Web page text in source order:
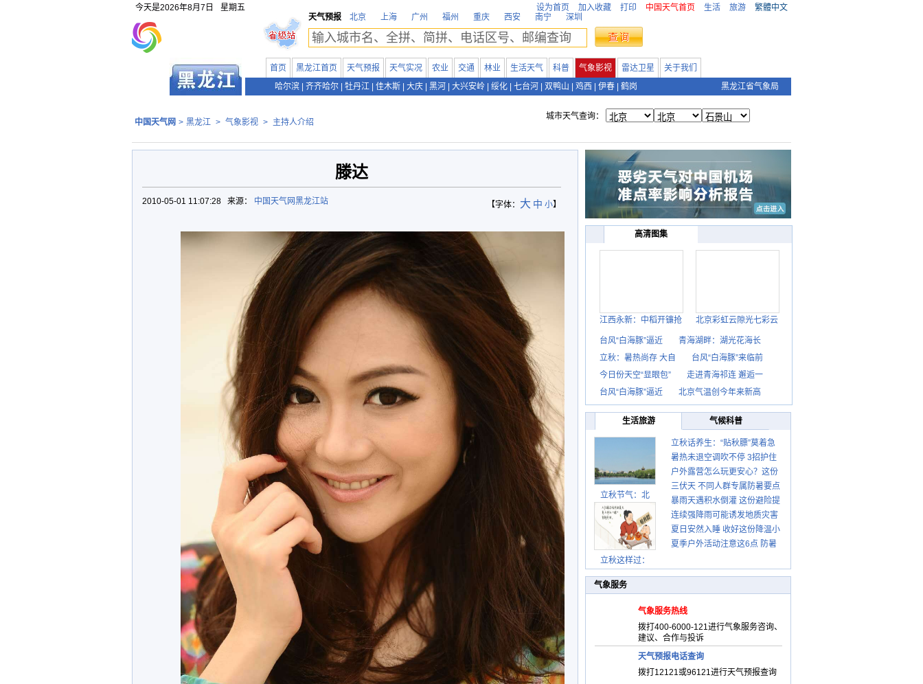
今天是2026年8月7日 星期五 设为首页 加入收藏 打印 中国天气首页 生活 旅游
繁體中文
天气预报
北京 上海 广州 福州 重庆 西安 南宁 深圳
首页 黑龙江首页 天气预报 天气实况 农业 交通 林业 生活天气 科普 气象影视 雷达卫星
关于我们
哈尔滨
齐齐哈尔 牡丹江 佳木斯 大庆 黑河 大兴安岭 绥化 七台河 双鸭山 鸡西 伊春 鹤岗 黑龙江省气象局
中国天气网 > 黑龙江 > 气象影视 > 主持人介绍
城市天气查询：
滕达
【字体： 大 中 小】
2010-05-01 11:07:28 来源： 中国天气网黑龙江站
高清图集
江西永新：中稻开镰抢 北京彩虹云隙光七彩云
台风“白海豚”逼近
青海湖畔：湖光花海长
立秋：暑热尚存 大自
台风“白海豚”来临前
今日份天空“显眼包”
走进青海祁连 邂逅一
台风“白海豚”逼近
北京气温创今年来新高
生活旅游 气候科普
立秋节气：北
立秋这样过：
立秋话养生：“贴秋膘”莫着急
先清暑再防燥
暑热未退空调吹不停 3招护住
肩颈不酸痛
户外露营怎么玩更安心？这份
攻略请收好
三伏天 不同人群专属防暑要点
请收好
暴雨天遇积水倒灌 这份避险提
示请收好
连续强降雨可能诱发地质灾害
这些前兆要知道
夏日安然入睡 收好这份降温小
贴士
夏季户外活动注意这6点 防暑
气象服务
气象服务热线
拨打400-6000-121进行气象服务咨询、
建议、合作与投诉
天气预报电话查询
拨打12121或96121进行天气预报查询